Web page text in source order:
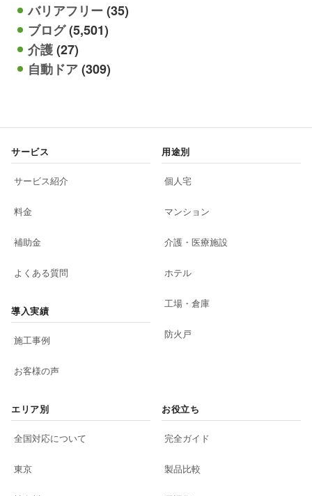
バリアフリー(35)
ブログ(5,501)
介護(27)
自動ドア(309)
サービス
サービス紹介
料金
補助金
よくある質問
導入実績
施工事例
お客様の声
用途別
個人宅
マンション
介護・医療施設
ホテル
工場・倉庫
防火戸
エリア別
全国対応について
東京
お役立ち
完全ガイド
製品比較